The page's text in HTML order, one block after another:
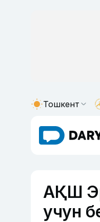
Тошкент
АҚШ
учун